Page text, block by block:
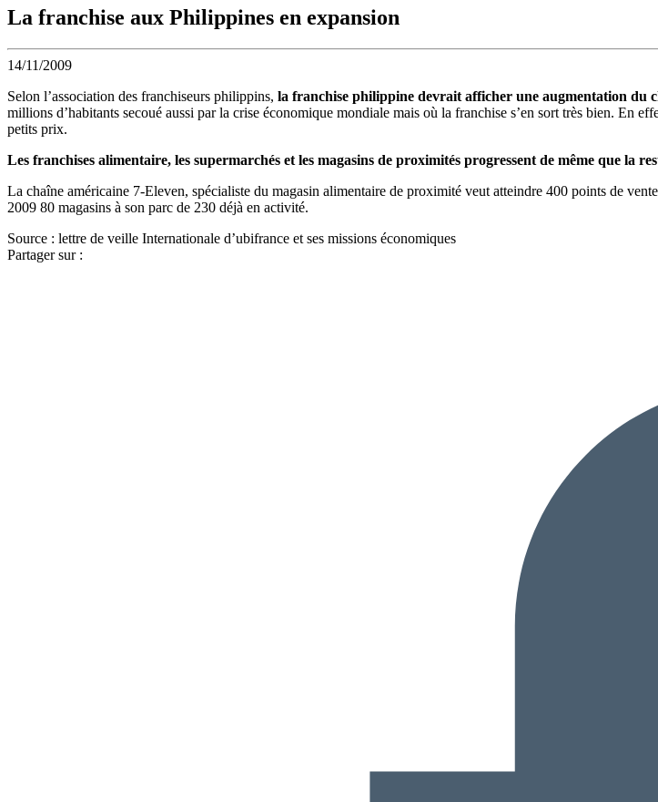
La franchise aux Philippines en expansion
14/11/2009
Selon l’association des franchiseurs philippins, la franchise philippine devrait afficher une augmentation du
millions d’habitants secoué aussi par la crise économique mondiale mais où la franchise s’en sort très bien. En
petits prix.
Les franchises alimentaire, les supermarchés et les magasins de proximités progressent de même que la
La chaîne américaine 7-Eleven, spécialiste du magasin alimentaire de proximité veut atteindre 400 points de
2009 80 magasins à son parc de 230 déjà en activité.
Source : lettre de veille Internationale d’ubifrance et ses missions économiques
Partager sur :